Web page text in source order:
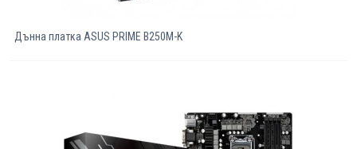
Дънна платка ASUS PRIME B250M-K